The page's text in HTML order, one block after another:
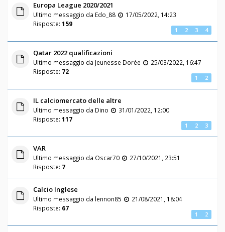
Europa League 2020/2021
Ultimo messaggio da Edo_88
17/05/2022, 14:23
Risposte: 159
1 2 3 4
Qatar 2022 qualificazioni
Ultimo messaggio da Jeunesse Dorée
25/03/2022, 16:47
Risposte: 72
1 2
IL calciomercato delle altre
Ultimo messaggio da Dino
31/01/2022, 12:00
Risposte: 117
1 2 3
VAR
Ultimo messaggio da Oscar70
27/10/2021, 23:51
Risposte: 7
Calcio Inglese
Ultimo messaggio da lennon85
21/08/2021, 18:04
Risposte: 67
1 2